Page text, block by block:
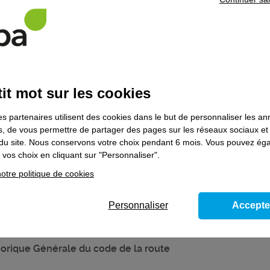
poursuivre votre parcours de formation, prenez
le domaine Transports - logistique
Générale du code de la route
mot sur les cookies
partenaires utilisent des cookies dans le but de personnaliser les
de vous permettre de partager des pages sur les réseaux sociaux
site. Nous conservons votre choix pendant 6 mois. Vous pouvez
choix en cliquant sur "Personnaliser".
politique de cookies
Personnaliser